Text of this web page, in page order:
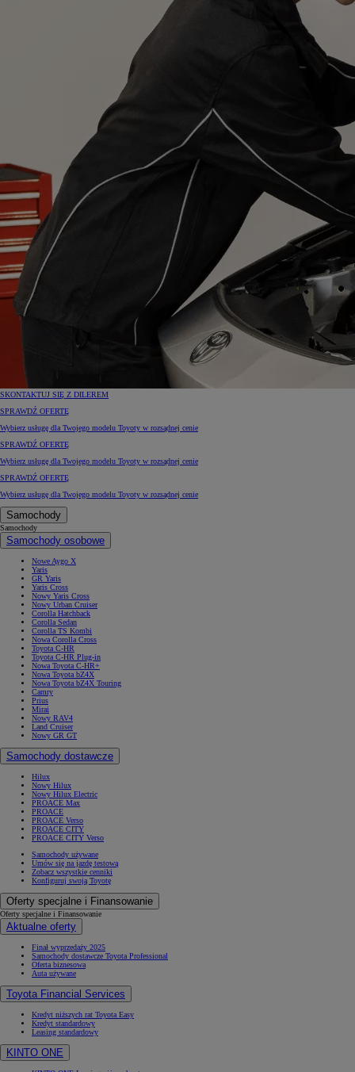
SKONTAKTUJ SIĘ Z DILEREM
SPRAWDŹ OFERTĘ
Wybierz usługę dla Twojego modelu Toyoty w rozsądnej cenie
SPRAWDŹ OFERTĘ
Wybierz usługę dla Twojego modelu Toyoty w rozsądnej cenie
SPRAWDŹ OFERTĘ
Wybierz usługę dla Twojego modelu Toyoty w rozsądnej cenie
Samochody
Samochody
Samochody osobowe
Nowe Aygo X
Yaris
GR Yaris
Yaris Cross
Nowy Yaris Cross
Nowy Urban Cruiser
Corolla Hatchback
Corolla Sedan
Corolla TS Kombi
Nowa Corolla Cross
Toyota C-HR
Toyota C-HR Plug-in
Nowa Toyota C-HR+
Nowa Toyota bZ4X
Nowa Toyota bZ4X Touring
Camry
Prius
Mirai
Nowy RAV4
Land Cruiser
Nowy GR GT
Samochody dostawcze
Hilux
Nowy Hilux
Nowy Hilux Electric
PROACE Max
PROACE
PROACE Verso
PROACE CITY
PROACE CITY Verso
Samochody używane
Umów się na jazdę testową
Zobacz wszystkie cenniki
Konfiguruj swoją Toyotę
Oferty specjalne i Finansowanie
Oferty specjalne i Finansowanie
Aktualne oferty
Finał wyprzedaży 2025
Samochody dostawcze Toyota Professional
Oferta biznesowa
Auta używane
Toyota Financial Services
Kredyt niższych rat Toyota Easy
Kredyt standardowy
Leasing standardowy
KINTO ONE